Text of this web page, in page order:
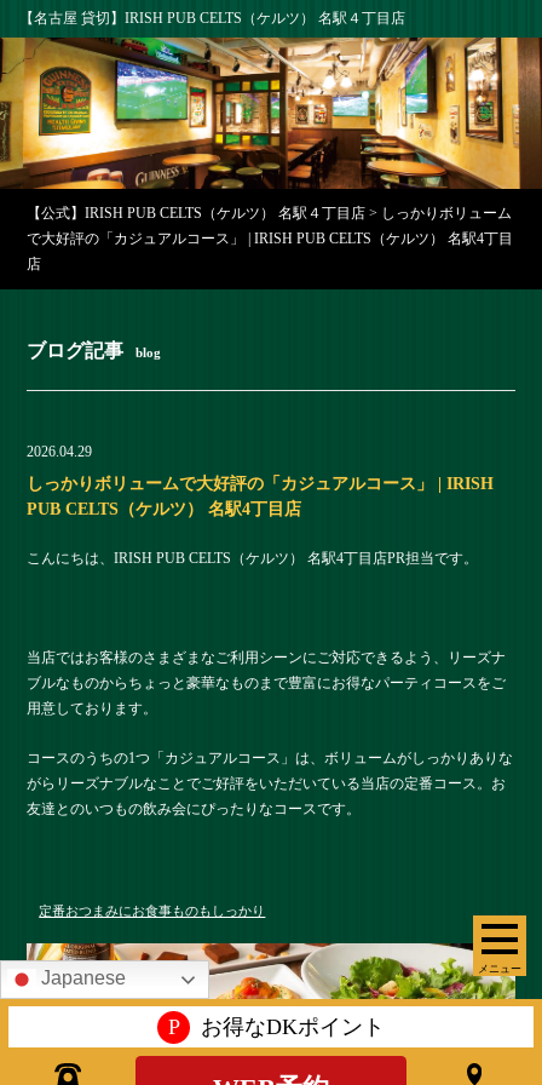
【名古屋 貸切】IRISH PUB CELTS（ケルツ） 名駅４丁目店
メニュー
【公式】IRISH PUB CELTS（ケルツ） 名駅４丁目店 > しっかりボリューム
で大好評の「カジュアルコース」 | IRISH PUB CELTS（ケルツ） 名駅4丁目
店
ブログ記事 blog
2026.04.29
しっかりボリュームで大好評の「カジュアルコース」 | IRISH
PUB CELTS（ケルツ） 名駅4丁目店
こんにちは、IRISH PUB CELTS（ケルツ） 名駅4丁目店PR担当です。
当店ではお客様のさまざまなご利用シーンにご対応できるよう、リーズナ
ブルなものからちょっと豪華なものまで豊富にお得なパーティコースをご
用意しております。
コースのうちの1つ「カジュアルコース」は、ボリュームがしっかりありな
がらリーズナブルなことでご好評をいただいている当店の定番コース。お
友達とのいつもの飲み会にぴったりなコースです。
定番おつまみにお食事ものもしっかり
Japanese
P お得なDKポイント